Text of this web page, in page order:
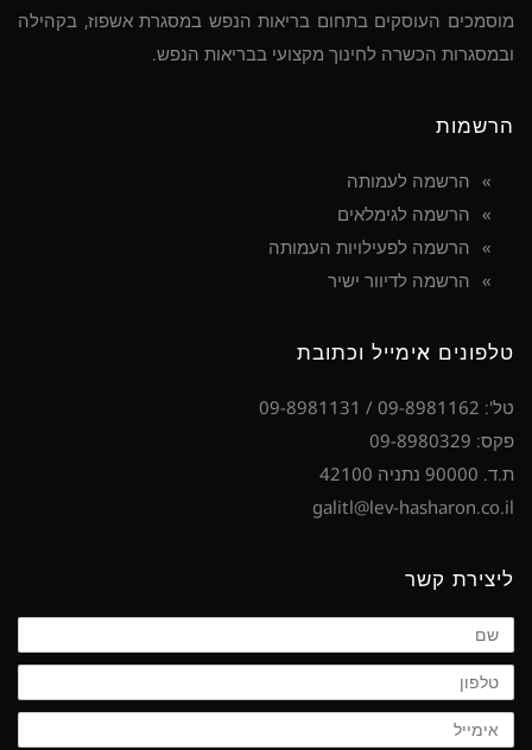
מוסמכים העוסקים בתחום בריאות הנפש במסגרת אשפוז, בקהילה
ובמסגרות הכשרה לחינוך מקצועי בבריאות הנפש.
הרשמות
הרשמה לעמותה
הרשמה לגימלאים
הרשמה לפעילויות העמותה
הרשמה לדיוור ישיר
טלפונים אימייל וכתובת
טל': 09-8981162 / 09-8981131
פקס: 09-8980329
ת.ד. 90000 נתניה 42100
galitl@lev-hasharon.co.il
ליצירת קשר
שם
טלפון
אימייל